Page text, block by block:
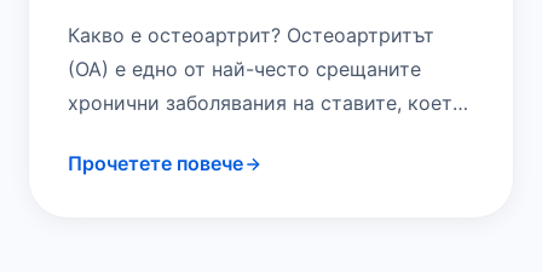
Какво е остеоартрит? Остеоартритът
(ОА) е едно от най-често срещаните
хронични заболявания на ставите, което
износване на ставния хрущял. Това
Прочетете повече